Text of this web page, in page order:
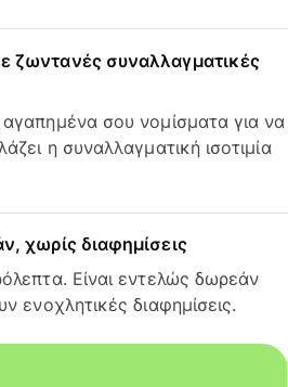
ζωντανές συναλλαγματικές
σου νομίσματα για να
η συναλλαγματική ισοτιμία
χωρίς διαφημίσεις
Είναι εντελώς δωρεάν
ενοχλητικές διαφημίσεις.